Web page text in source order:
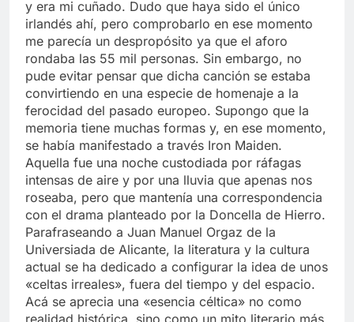
y era mi cuñado. Dudo que haya sido el único
irlandés ahí, pero comprobarlo en ese momento
me parecía un despropósito ya que el aforo
rondaba las 55 mil personas. Sin embargo, no
pude evitar pensar que dicha canción se estaba
convirtiendo en una especie de homenaje a la
ferocidad del pasado europeo. Supongo que la
memoria tiene muchas formas y, en ese momento,
se había manifestado a través Iron Maiden.
Aquella fue una noche custodiada por ráfagas
intensas de aire y por una lluvia que apenas nos
roseaba, pero que mantenía una correspondencia
con el drama planteado por la Doncella de Hierro.
Parafraseando a Juan Manuel Orgaz de la
Universiada de Alicante, la literatura y la cultura
actual se ha dedicado a configurar la idea de unos
«celtas irreales», fuera del tiempo y del espacio.
Acá se aprecia una «esencia céltica» no como
realidad histórica, sino como un mito literario más,